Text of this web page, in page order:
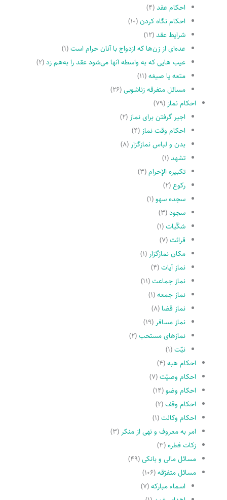
احکام عقد(۴)
احکام نگاه کردن(۱۰)
شرایط عقد(۱۲)
عده‌اى از زن‌ها که ازدواج با آنان حرام است(۱)
عیب هایى که به واسطه آنها مى‌شود عقد را به‌هم زد(۲)
متعه یا صیغه(۱۱)
مسائل متفرقه زناشویى(۲۶)
احکام نماز (۷۹)
اجیر گرفتن براى نماز (۲)
احکام وقت نماز (۴)
بدن و لباس نمازگزار (۸)
تشهد(۱)
تکبیره الإحرام(۳)
رکوع(۲)
سجده سهو(۱)
سجود(۳)
شکّیات(۱)
قرائت(۷)
مکان نمازگزار (۱)
نماز آیات(۴)
نماز جماعت(۱۱)
نماز جمعه(۱)
نماز قضا(۸)
نماز مسافر (۱۹)
نمازهاى مستحب(۲)
نیّت(۱)
احکام هبه(۴)
احکام وصیّت(۷)
احکام وضو(۱۴)
احکام وقف(۲)
احکام وکالت(۱)
امر به معروف و نهى از منکر (۳)
زکات فطره(۳)
مسائل مالی و بانکی(۴۹)
مسائل متفرّقه(۱۰۶)
اسماء مبارکه(۷)